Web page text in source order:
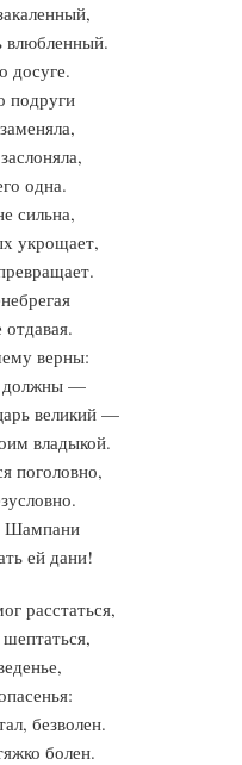
влюбленный.
досуге.
подруги
одна.
сильна,
укрощает,
верны:
должны —
великий —
владыкой.
поголовно,
Шампани
ей дани!
расстаться,
безволен.
болен.